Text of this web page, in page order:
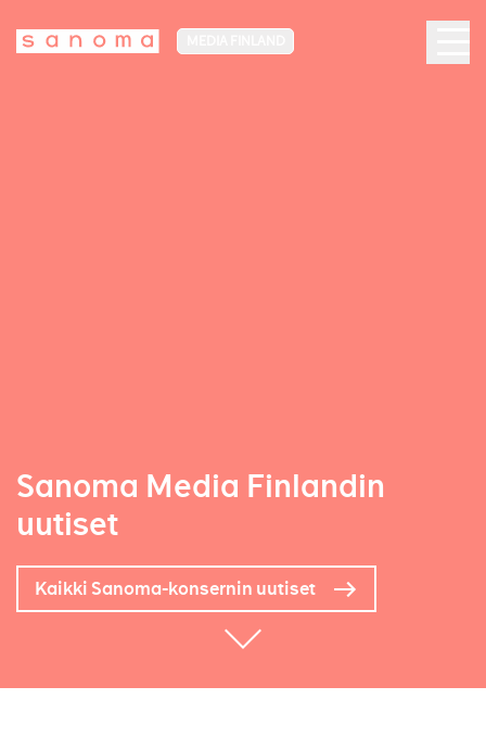
Sanoma Media Finlandin
uutiset
Kaikki Sanoma-konsernin uutiset